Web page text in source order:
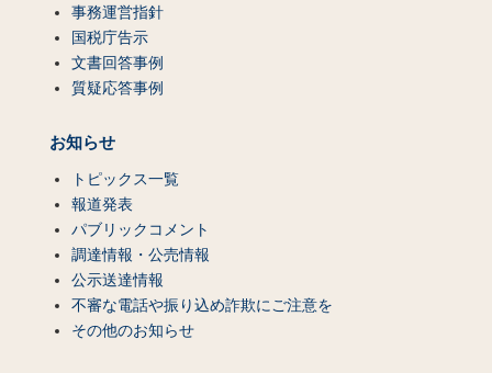
事務運営指針
国税庁告示
文書回答事例
質疑応答事例
お知らせ
トピックス一覧
報道発表
パブリックコメント
調達情報・公売情報
公示送達情報
不審な電話や振り込め詐欺にご注意を
その他のお知らせ